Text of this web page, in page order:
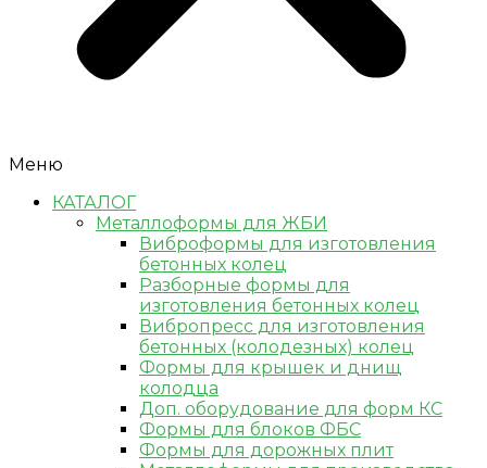
Меню
КАТАЛОГ
Металлоформы для ЖБИ
Виброформы для изготовления
бетонных колец
Разборные формы для
изготовления бетонных колец
Вибропресс для изготовления
бетонных (колодезных) колец
Формы для крышек и днищ
колодца
Доп. оборудование для форм КС
Формы для блоков ФБС
Формы для дорожных плит